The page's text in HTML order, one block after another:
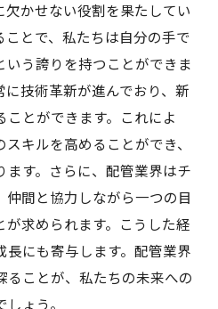
かせない役割を果たしてい
ことで、私たちは自分の手で
いう誇りを持つことができま
技術革新が進んでおり、新
とができます。これによ
キルを高めることができ、
す。さらに、配管業界はチ
間と協力しながら一つの目
求められます。こうした経
にも寄与します。配管業界
ることが、私たちの未来への
ょう。